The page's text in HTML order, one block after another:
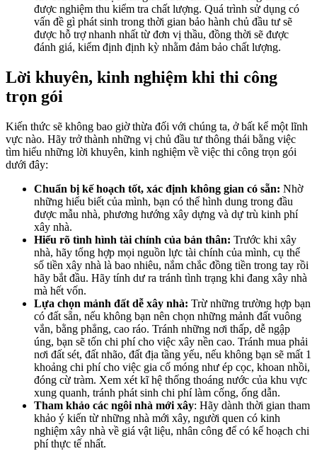
được nghiệm thu kiểm tra chất lượng. Quá trình sử dụng có
vấn đề gì phát sinh trong thời gian bảo hành chủ đầu tư sẽ
được hỗ trợ nhanh nhất từ đơn vị thầu, đồng thời sẽ được
đánh giá, kiểm định định kỳ nhằm đảm bảo chất lượng.
Lời khuyên, kinh nghiệm khi thi công
trọn gói
Kiến thức sẽ không bao giờ thừa đối với chúng ta, ở bất kể một lĩnh
vực nào. Hãy trở thành những vị chủ đầu tư thông thái bằng việc
tìm hiểu những lời khuyên, kinh nghiệm về việc thi công trọn gói
dưới đây:
Chuẩn bị kế hoạch tốt, xác định không gian có sẵn: Nhờ
những hiểu biết của mình, bạn có thể hình dung trong đầu
được mẫu nhà, phương hướng xây dựng và dự trù kinh phí
xây nhà.
Hiểu rõ tình hình tài chính của bản thân: Trước khi xây
nhà, hãy tổng hợp mọi nguồn lực tài chính của mình, cụ thể
số tiền xây nhà là bao nhiêu, nắm chắc đồng tiền trong tay rồi
hãy bắt đầu. Hãy tính dư ra tránh tình trạng khi đang xây nhà
mà hết vốn.
Lựa chọn mảnh đất dễ xây nhà: Trừ những trường hợp bạn
có đất sẵn, nếu không bạn nên chọn những mảnh đất vuông
vắn, bằng phẳng, cao ráo. Tránh những nơi thấp, dễ ngập
úng, bạn sẽ tốn chi phí cho việc xây nền cao. Tránh mua phải
nơi đất sét, đất nhão, đất địa tầng yếu, nếu không bạn sẽ mất 1
khoảng chi phí cho việc gia cố móng như ép cọc, khoan nhồi,
đóng cừ tràm. Xem xét kĩ hệ thống thoáng nước của khu vực
xung quanh, tránh phát sinh chi phí làm cống, ống dẫn.
Tham khảo các ngôi nhà mới xây: Hãy dành thời gian tham
khảo ý kiến từ những nhà mới xây, người quen có kinh
nghiệm xây nhà về giá vật liệu, nhân công để có kế hoạch chi
phí thực tế nhất.